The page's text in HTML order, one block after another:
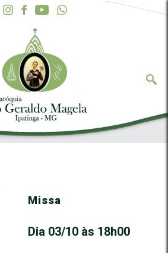
Missa
Dia 03/10 às 18h00